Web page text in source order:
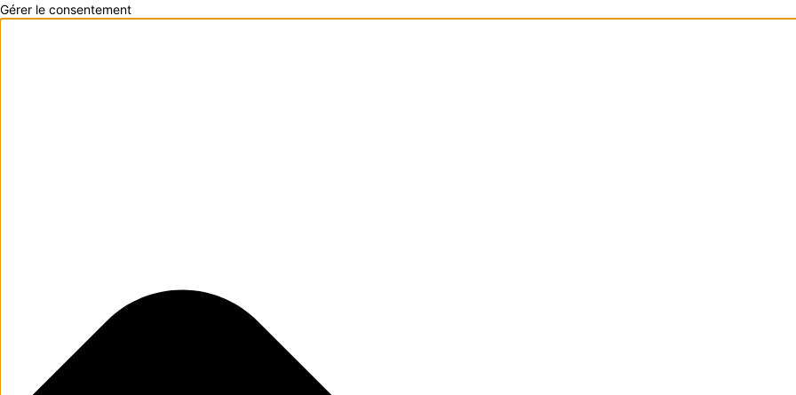
Gérer le consentement